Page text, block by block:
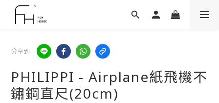
分享到
PHILIPPI - Airplane紙飛機不
鏽鋼直尺(20cm)